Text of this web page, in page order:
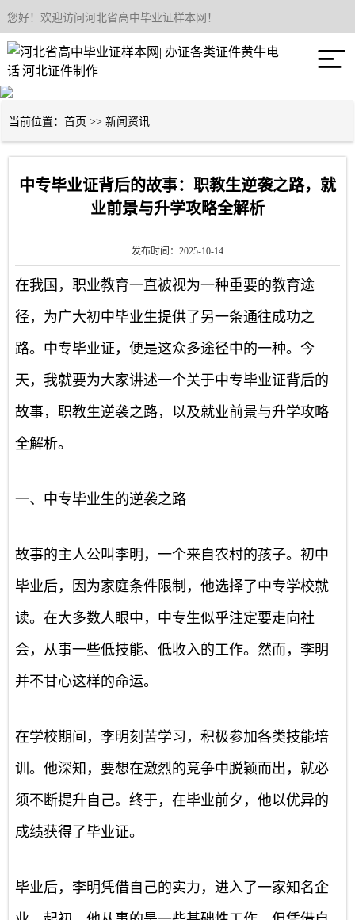
您好！欢迎访问河北省高中毕业证样本网！

新闻资讯
联系我们
当前位置： 首页 >> 新闻资讯
中专毕业证背后的故事：职教生逆袭之路，就
业前景与升学攻略全解析
发布时间：2025-10-14
在我国，职业教育一直被视为一种重要的教育途
径，为广大初中毕业生提供了另一条通往成功之
路。中专毕业证，便是这众多途径中的一种。今
天，我就要为大家讲述一个关于中专毕业证背后的
故事，职教生逆袭之路，以及就业前景与升学攻略
全解析。
一、中专毕业生的逆袭之路
故事的主人公叫李明，一个来自农村的孩子。初中
毕业后，因为家庭条件限制，他选择了中专学校就
读。在大多数人眼中，中专生似乎注定要走向社
会，从事一些低技能、低收入的工作。然而，李明
并不甘心这样的命运。
在学校期间，李明刻苦学习，积极参加各类技能培
训。他深知，要想在激烈的竞争中脱颖而出，就必
须不断提升自己。终于，在毕业前夕，他以优异的
成绩获得了毕业证。
毕业后，李明凭借自己的实力，进入了一家知名企